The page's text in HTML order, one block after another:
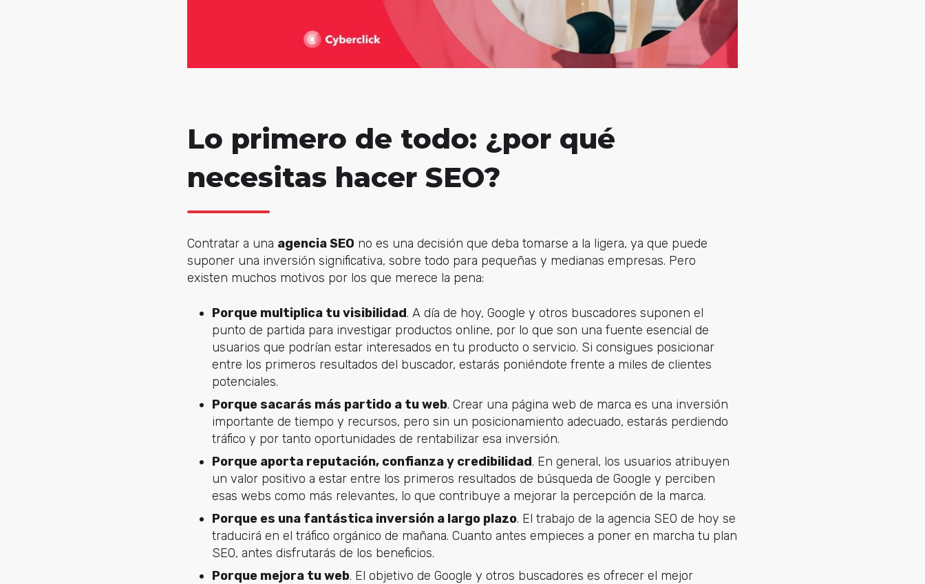
Lo primero de todo: ¿por qué
necesitas hacer SEO?
Contratar a una agencia SEO no es una decisión que deba tomarse a la ligera, ya que puede
suponer una inversión significativa, sobre todo para pequeñas y medianas empresas. Pero
existen muchos motivos por los que merece la pena:
Porque multiplica tu visibilidad. A día de hoy, Google y otros buscadores suponen el
punto de partida para investigar productos online, por lo que son una fuente esencial de
usuarios que podrían estar interesados en tu producto o servicio. Si consigues posicionar
entre los primeros resultados del buscador, estarás poniéndote frente a miles de clientes
potenciales.
Porque sacarás más partido a tu web. Crear una página web de marca es una inversión
importante de tiempo y recursos, pero sin un posicionamiento adecuado, estarás perdiendo
tráfico y por tanto oportunidades de rentabilizar esa inversión.
Porque aporta reputación, confianza y credibilidad. En general, los usuarios atribuyen
un valor positivo a estar entre los primeros resultados de búsqueda de Google y perciben
esas webs como más relevantes, lo que contribuye a mejorar la percepción de la marca.
Porque es una fantástica inversión a largo plazo. El trabajo de la agencia SEO de hoy se
traducirá en el tráfico orgánico de mañana. Cuanto antes empieces a poner en marcha tu plan
SEO, antes disfrutarás de los beneficios.
Porque mejora tu web. El objetivo de Google y otros buscadores es ofrecer el mejor